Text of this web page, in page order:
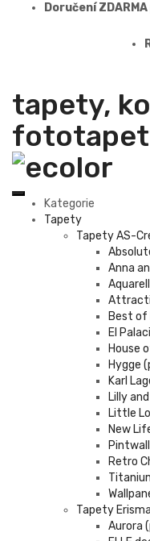
Doručení ZDARMA
tapety,
Kategorie
Tapety
Tapety AS-
Anna
Best of
El
House
Hygge
Karl
Lilly
Little
New
Retro
Tapety
Aurora